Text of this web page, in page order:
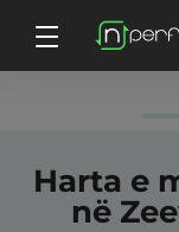
Harta e
në